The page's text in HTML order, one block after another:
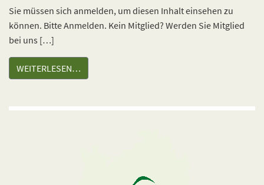
Sie müssen sich anmelden, um diesen Inhalt einsehen zu
können. Bitte Anmelden. Kein Mitglied? Werden Sie Mitglied
bei uns […]
WEITERLESEN…